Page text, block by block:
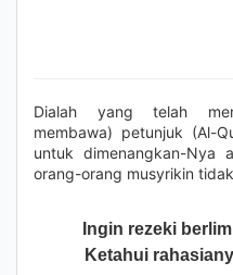
Dialah yang telah
membawa) petunjuk (Al-
untuk dimenangkan-Nya
orang-orang musyrikin
Ingin rezeki
Ketahui